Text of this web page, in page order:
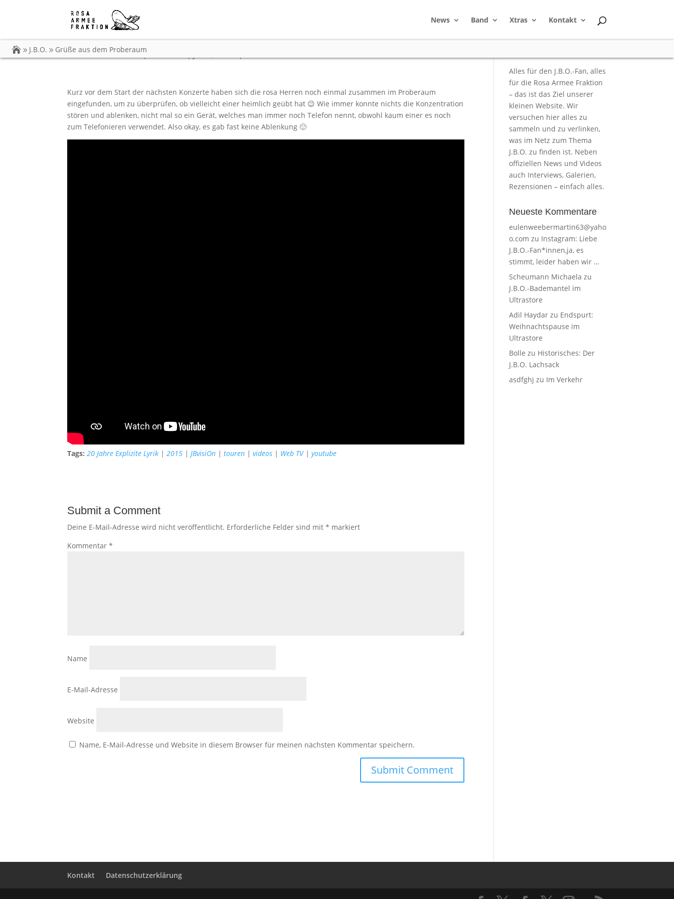
News Band Xtras Kontakt
J.B.O. Grüße aus dem Proberaum
Grüße aus dem Proberaum
vonCarsten Dobschat|
Kurz vor dem Start der nächsten Konzerte haben sich die rosa Herren noch einmal zusammen im Proberaum
eingefunden, um zu überprüfen, ob vielleicht einer heimlich geübt hat 😉 Wie immer konnte nichts die Konzentration
stören und ablenken, nicht mal so ein Gerät, welches man immer noch Telefon nennt, obwohl kaum einer es noch
zum Telefonieren verwendet. Also okay, es gab fast keine Ablenkung 🙂
Tags: 20 Jahre Explizite Lyrik |2015 |JBvisiOn |touren |videos | Web TV|youtube
Submit a Comment
Deine E-Mail-Adresse wird nicht veröffentlicht. Erforderliche Felder sind mit* markiert
Kommentar*
Name
E-Mail-Adresse
Website
Name, E-Mail-Adresse und Website in diesem Browser für meinen nächsten Kommentar speichern.
Alles für den J.B.O.-Fan, alles
für die Rosa Armee Fraktion
– das ist das Ziel unserer
kleinen Website. Wir
versuchen hier alles zu
sammeln und zu verlinken,
was im Netz zum Thema
J.B.O. zu finden ist. Neben
offiziellen News und Videos
auch Interviews, Galerien,
Rezensionen – einfach alles.
Neueste Kommentare
eulenweebermartin63@yaho
o.com zu Instagram: Liebe
J.B.O.-Fan*innen,ja, es
stimmt, leider haben wir …
Scheumann Michaela zu
J.B.O.-Bademantel im
Ultrastore
Adil Haydar zu Endspurt:
Weihnachtspause im
Ultrastore
Bolle zu Historisches: Der
J.B.O. Lachsack
asdfghj zu Im Verkehr
Kontakt Datenschutzerklärung